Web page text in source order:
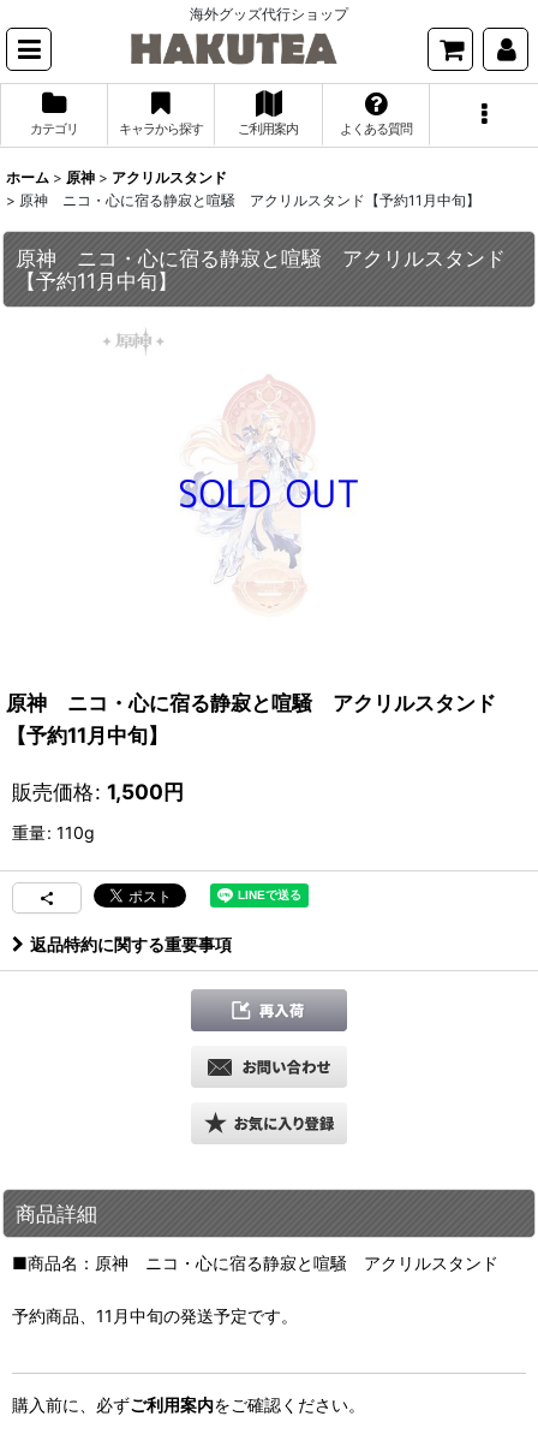
海外グッズ代行ショップ
カテゴリ キャラから探す ご利用案内 よくある質問
ホーム > 原神 > アクリルスタンド
> 原神 ニコ・心に宿る静寂と喧騒 アクリルスタンド【予約11月中旬】
原神 ニコ・心に宿る静寂と喧騒 アクリルスタンド
【予約11月中旬】
原神 ニコ・心に宿る静寂と喧騒 アクリルスタンド
【予約11月中旬】
販売価格: 1,500円
重量: 110g
返品特約に関する重要事項
商品詳細
■商品名：原神 ニコ・心に宿る静寂と喧騒 アクリルスタンド
予約商品、11月中旬の発送予定です。
購入前に、必ずご利用案内をご確認ください。